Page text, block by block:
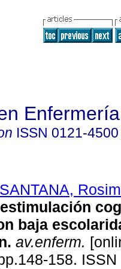
Enfermería
ISSN 0121-4500
baja
. av.enferm.
158.